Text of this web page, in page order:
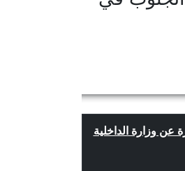
عن وزارة الداخلية